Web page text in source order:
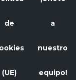
de
(UE)
a
nuestro
equipo!